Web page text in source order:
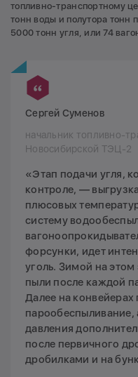
топливно-транспортному
тонн воды и полутора тонн
5000 тонн угля, или 74
Сергей Суменов
начальник топливно-
Новосибирской ТЭЦ-2
«Этап подачи угля,
контроле, —
плюсовых
систему
форсунки, идет
уголь. Зимой на
пыли после каждой
Далее на конвейерах
парообеспыливание,
давления
после первичного
дробилками и на